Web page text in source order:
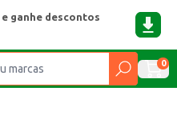
ganhe descontos
0